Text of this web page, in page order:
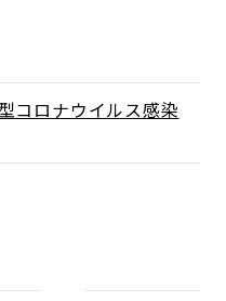
コロナウイルス感染